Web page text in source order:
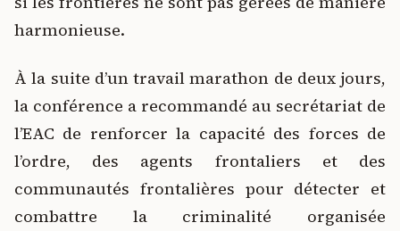
harmonieuse.
À la suite d’un travail marathon de deux jours,
la conférence a recommandé au secrétariat de
l’EAC de renforcer la capacité des forces de
l’ordre, des agents frontaliers et des
communautés frontalières pour détecter et
combattre la criminalité organisée